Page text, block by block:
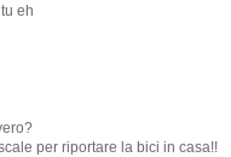
eh
per riportare la bici in casa!!